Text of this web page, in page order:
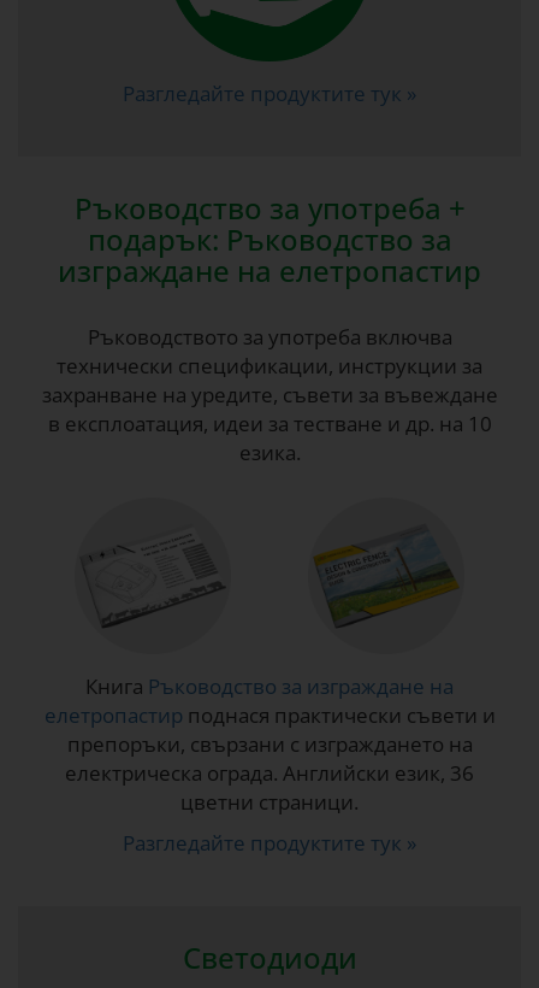
Разгледайте продуктите тук »
Ръководство за употреба +
подарък: Ръководство за
изграждане на елетропастир
Ръководството за употреба включва
технически спецификации, инструкции за
захранване на уредите, съвети за въвеждане
в експлоатация, идеи за тестване и др. на 10
езика.
Книга Ръководство за изграждане на
елетропастир поднася практически съвети и
препоръки, свързани с изграждането на
електрическа ограда. Английски език, 36
цветни страници.
Разгледайте продуктите тук »
Светодиоди